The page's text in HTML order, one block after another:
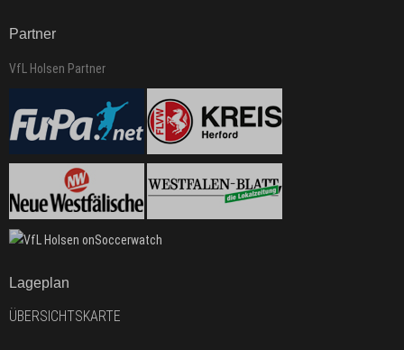
Partner
VfL Holsen Partner
Lageplan
ÜBERSICHTSKARTE